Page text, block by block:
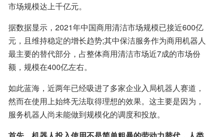
市场规模达上千亿元。
据数据显示，2021年中国商用清洁市场规模已接近600亿
元，且维持稳定的增长趋势;其中保洁服务作为商用机器人
最主要的替代部分，占整体商用清洁市场近7成的市场份
额，规模在400亿左右。
如此蓝海，近两年已经吸进了多家企业入局机器人赛道，
然而在使用上始终无法取得理想的效果。这主要是因为，
服务机器人尚未能做到规模化的调度和投放。